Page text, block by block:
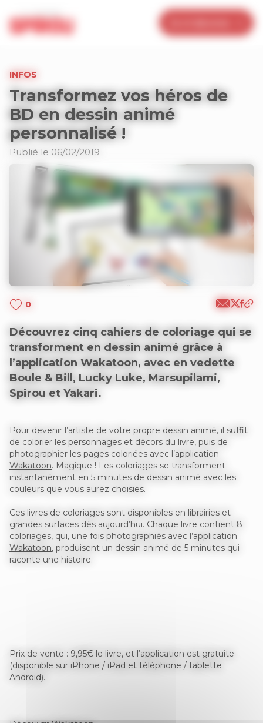
INFOS
Transformez vos héros de
BD en dessin animé
personnalisé !
Publié le 06/02/2019
0
Découvrez cinq cahiers de coloriage qui se
transforment en dessin animé grâce à
l’application Wakatoon, avec en vedette
Boule & Bill, Lucky Luke, Marsupilami,
Spirou et Yakari.
Pour devenir l’artiste de votre propre dessin animé, il suffit
de colorier les personnages et décors du livre, puis de
photographier les pages coloriées avec l’application
Wakatoon. Magique ! Les coloriages se transforment
instantanément en 5 minutes de dessin animé avec les
couleurs que vous aurez choisies.
Ces livres de coloriages sont disponibles en librairies et
grandes surfaces dès aujourd’hui. Chaque livre contient 8
coloriages, qui, une fois photographiés avec l’application
Wakatoon, produisent un dessin animé de 5 minutes qui
raconte une histoire.
Prix de vente : 9,95€ le livre, et l’application est gratuite
(disponible sur iPhone / iPad et téléphone / tablette
Android).